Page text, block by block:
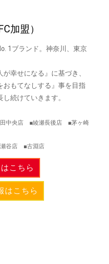
加盟）
1ブランド。神奈川、東京
幸せになる』に基づき、
おもてなしする』事を目指
続けていきます。
中央店 ■綾瀬長後店 ■茅ヶ崎
谷店 ■古淵店
こちら
はこちら